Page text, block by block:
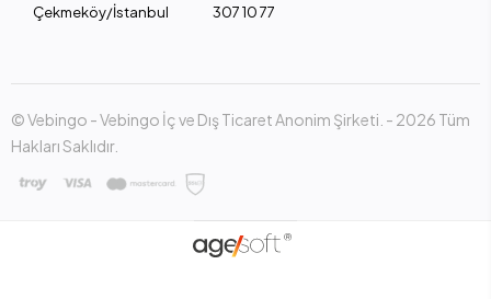
Çekmeköy/İstanbul
307 10 77
© Vebingo - Vebingo İç ve Dış Ticaret Anonim Şirketi. - 2026 Tüm
Hakları Saklıdır.